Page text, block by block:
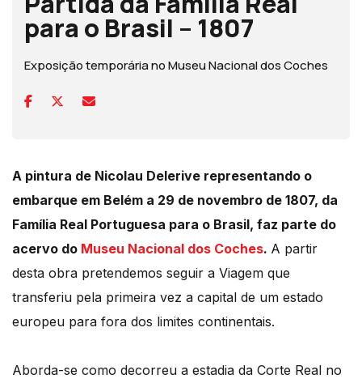
para o Brasil – 1807
Exposição temporária no Museu Nacional dos Coches
A pintura de Nicolau Delerive representando o
embarque em Belém a 29 de novembro de 1807, da
Família Real Portuguesa para o Brasil, faz parte do
acervo do Museu Nacional dos Coches. A partir
desta obra pretendemos seguir a Viagem que
transferiu pela primeira vez a capital de um estado
europeu para fora dos limites continentais.
Aborda-se como decorreu a estadia da Corte Real no